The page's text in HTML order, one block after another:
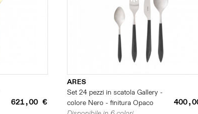
621,00 €
ARES
Set 24 pezzi in scatola Gallery -
colore Nero - finitura Opaco